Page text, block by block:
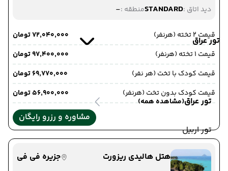
تور عراق
تور عراق(مشاهده همه)
تور اربیل
دید اتاق :STANDARDمنطقه :-
قیمت 2 تخته (هرنفر)
۷۲٬۰۴۰٬۰۰۰ تومان
قیمت 1 تخته (هرنفر)
۹۷٬۴۰۰٬۰۰۰ تومان
قیمت کودک با تخت (هر نفر)
۶۹٬۷۷۰٬۰۰۰ تومان
قیمت کودک بدون تخت (هرنفر)
۵۶٬۹۰۰٬۰۰۰ تومان
مشاوره و رزرو رایگان
هتل هالیدی ریزورت
جزیره فی فی